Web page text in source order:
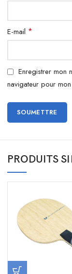
E-mail *
Enregistrer mon
navigateur pour
PRODUITS